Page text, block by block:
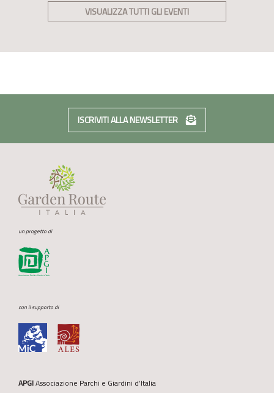
VISUALIZZA TUTTI GLI EVENTI
ISCRIVITI ALLA NEWSLETTER
un progetto di
con il supporto di
APGIAssociazione Parchi e Giardini d’Italia